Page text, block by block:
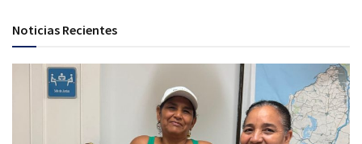
Noticias Recientes